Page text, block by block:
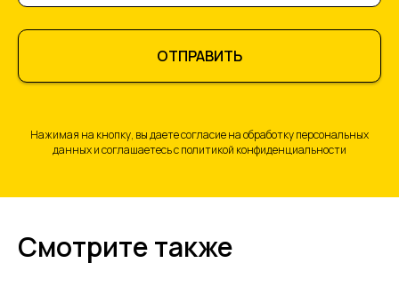
ОТПРАВИТЬ
Нажимая на кнопку, вы даете согласие на обработку персональных
данных и соглашаетесь c политикой конфиденциальности
Смотрите также